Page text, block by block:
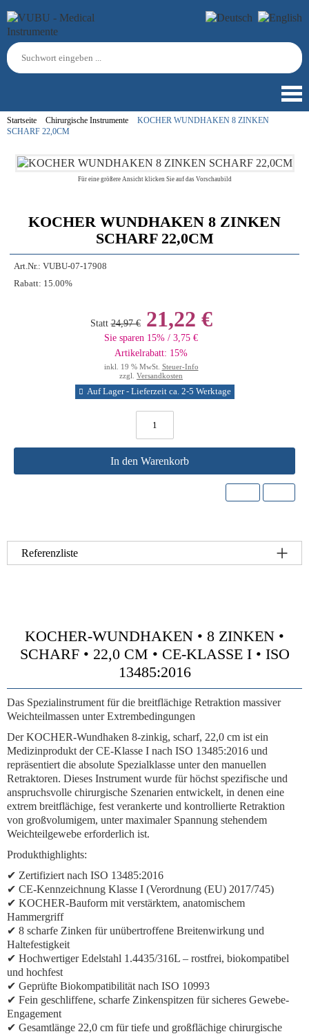
Startseite Chirurgische Instrumente
KOCHER WUNDHAKEN 8 ZINKEN
SCHARF 22,0CM
Für eine größere Ansicht klicken Sie auf das Vorschaubild
KOCHER WUNDHAKEN 8 ZINKEN
SCHARF 22,0CM
Art.Nr.: VUBU-07-17908
Rabatt: 15.00%
Statt 24,97 €21,22 €
Sie sparen 15% / 3,75 €
Artikelrabatt: 15%
inkl. 19 % MwSt. Steuer-Info
zzgl. Versandkosten
Auf Lager - Lieferzeit ca. 2-5 Werktage
In den Warenkorb
Referenzliste
KOCHER-WUNDHAKEN • 8 ZINKEN •
SCHARF • 22,0 CM • CE-KLASSE I • ISO
13485:2016
Das Spezialinstrument für die breitflächige Retraktion massiver
Weichteilmassen unter Extrembedingungen
Der KOCHER-Wundhaken 8-zinkig, scharf, 22,0 cm ist ein
Medizinprodukt der CE-Klasse I nach ISO 13485:2016 und
repräsentiert die absolute Spezialklasse unter den manuellen
Retraktoren. Dieses Instrument wurde für höchst spezifische und
anspruchsvolle chirurgische Szenarien entwickelt, in denen eine
extrem breitflächige, fest verankerte und kontrollierte Retraktion
von großvolumigem, unter maximaler Spannung stehendem
Weichteilgewebe erforderlich ist.
Produkthighlights:
✔ Zertifiziert nach ISO 13485:2016
✔ CE-Kennzeichnung Klasse I (Verordnung (EU) 2017/745)
✔ KOCHER-Bauform mit verstärktem, anatomischem
Hammergriff
✔ 8 scharfe Zinken für unübertroffene Breitenwirkung und
Haltefestigkeit
✔ Hochwertiger Edelstahl 1.4435/316L – rostfrei, biokompatibel
und hochfest
✔ Geprüfte Biokompatibilität nach ISO 10993
✔ Fein geschliffene, scharfe Zinkenspitzen für sicheres Gewebe-
Engagement
✔ Gesamtlänge 22,0 cm für tiefe und großflächige chirurgische